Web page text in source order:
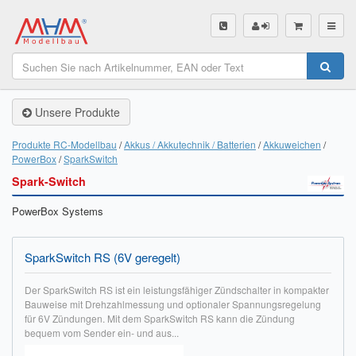
SHOP
Unsere Produkte
Servo Finder
BL-Motor Finder
Schiffsschrauben Finder
Räder Finder
Luftschrauben Finder
Sendungsverfolgung DHL
Unsere Produkte
Produkte RC-Modellbau Akkus / Akkutechnik / Batterien Akkuweichen
PowerBox SparkSwitch
Spark-Switch
PowerBox Systems
SparkSwitch RS (6V geregelt)
Der SparkSwitch RS ist ein leistungsfähiger Zündschalter in kompakter
Bauweise mit Drehzahlmessung und optionaler Spannungsregelung
für 6V Zündungen. Mit dem SparkSwitch RS kann die Zündung
bequem vom Sender ein- und aus...